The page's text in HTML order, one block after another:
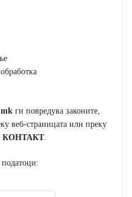
ги повредува законите,
веб-страницата или преку
КОНТАКТ.